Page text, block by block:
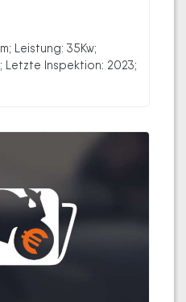
Leistung: 35Kw;
Letzte Inspektion: 2023;